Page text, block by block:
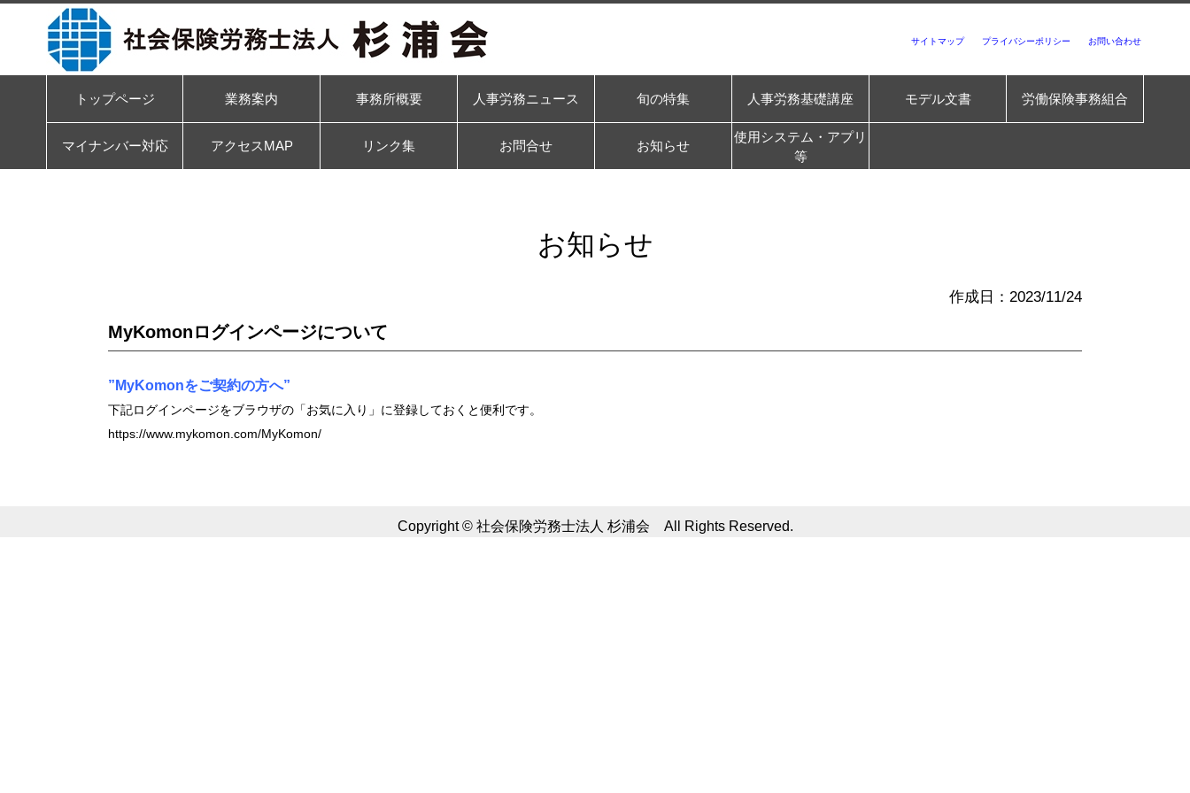
サイトマップ プライバシーポリシー お問い合わせ
トップページ 業務案内 事務所概要 人事労務ニュース 旬の特集 人事労務基礎講座 モデル文書 労働保険事務組合
マイナンバー対応 アクセスMAP リンク集 お問合せ お知らせ
使用システム・アプリ
等
お知らせ
作成日：2023/11/24
MyKomonログインページについて
”MyKomonをご契約の方へ”
下記ログインページをブラウザの「お気に入り」に登録しておくと便利です。
https://www.mykomon.com/MyKomon/
Copyright © 社会保険労務士法人 杉浦会 All Rights Reserved.